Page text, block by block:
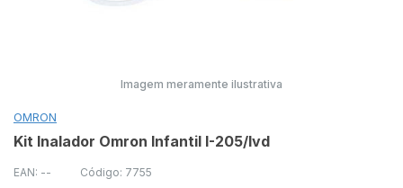
Imagem meramente ilustrativa
OMRON
Kit Inalador Omron Infantil I-205/Ivd
EAN: -- Código: 7755